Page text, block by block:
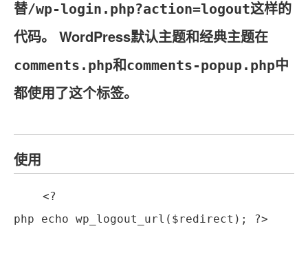
替/wp-login.php?action=logout这样的
代码。
WordPress默认主题和经典主题在
comments.php和comments-popup.php中
都使用了这个标签。
使用
<?
php echo wp_logout_url ( $redirect ); ?>